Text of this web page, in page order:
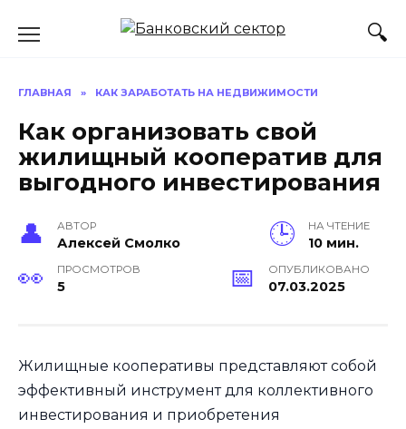
ГЛАВНАЯ » КАК ЗАРАБОТАТЬ НА НЕДВИЖИМОСТИ
Как организовать свой
жилищный кооператив для
выгодного инвестирования
АВТОР
Алексей Смолко
НА ЧТЕНИЕ
10 мин.
ПРОСМОТРОВ
5
ОПУБЛИКОВАНО
07.03.2025
Жилищные кооперативы представляют собой
эффективный инструмент для коллективного
инвестирования и приобретения